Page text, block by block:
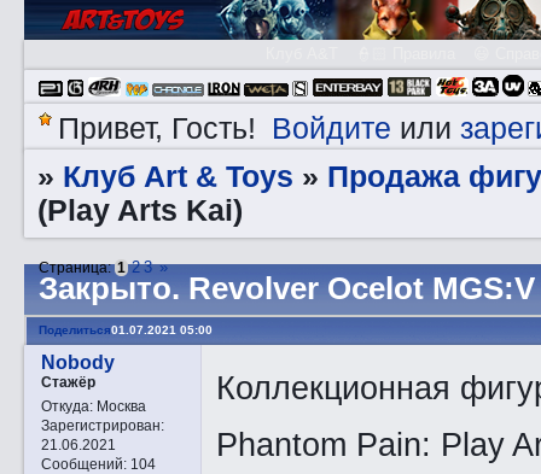
Привет, Гость! Войдите или
» Клуб Art & Toys » Продажа
(Play Arts Kai)
Закрытo. Revolver Ocelot
Страница:1 2 3 »
Поделиться01.07.2021 05:00
Nobody
Стажёр
Откуда:Москва
Зарегистрирован:
21.06.2021
Сообщений:104
Коллекционная
Phantom Pain: Play